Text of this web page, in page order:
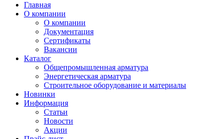
Главная
О компании
О компании
Документация
Сертификаты
Вакансии
Каталог
Общепромышленная арматура
Энергетическая арматура
Строительное оборудование и материалы
Новинки
Информация
Статьи
Новости
Акции